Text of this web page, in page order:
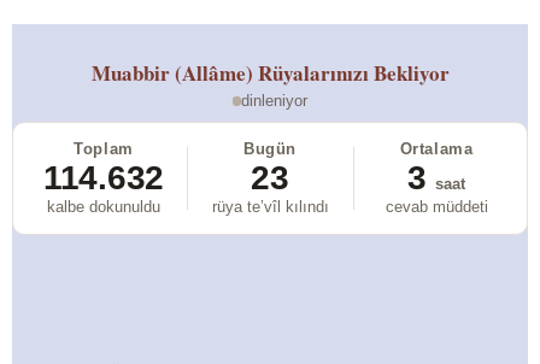
Muabbir (Allâme) Rüyalarınızı Bekliyor
dinleniyor
Toplam
114.632
kalbe dokunuldu
Bugün
23
rüya te’vîl kılındı
Ortalama
3 saat
cevab müddeti